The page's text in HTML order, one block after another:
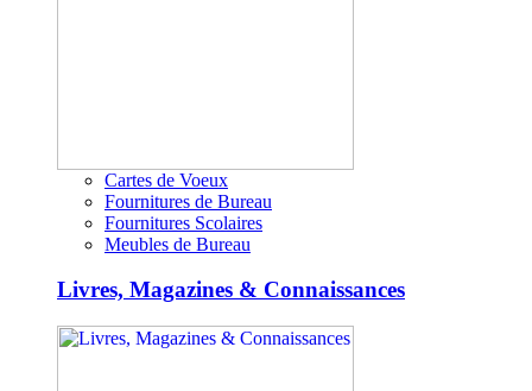
Cartes de Voeux
Fournitures de Bureau
Fournitures Scolaires
Meubles de Bureau
Livres, Magazines & Connaissances